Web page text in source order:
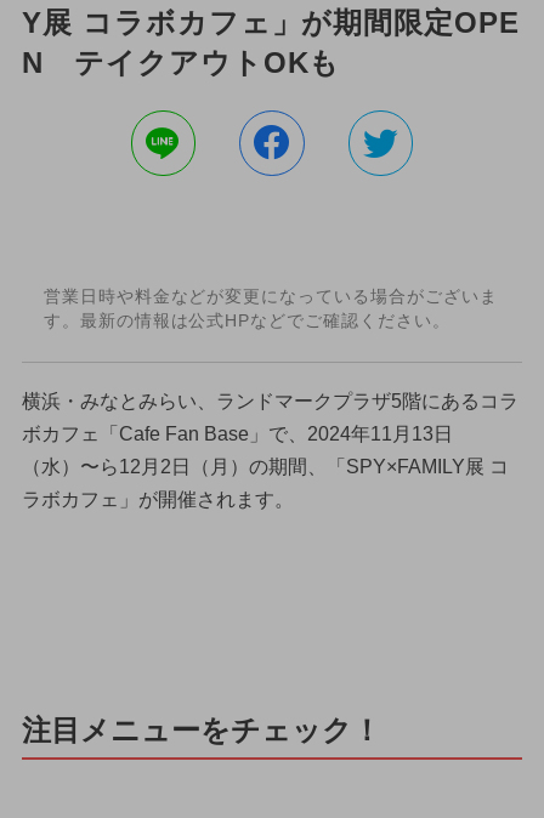
Y展 コラボカフェ」が期間限定OPE
N テイクアウトOKも
営業日時や料金などが変更になっている場合がございま
す。最新の情報は公式HPなどでご確認ください。
横浜・みなとみらい、ランドマークプラザ5階にあるコラ
ボカフェ「Cafe Fan Base」で、2024年11月13日
（水）〜ら12月2日（月）の期間、「SPY×FAMILY展 コ
ラボカフェ」が開催されます。
注目メニューをチェック！